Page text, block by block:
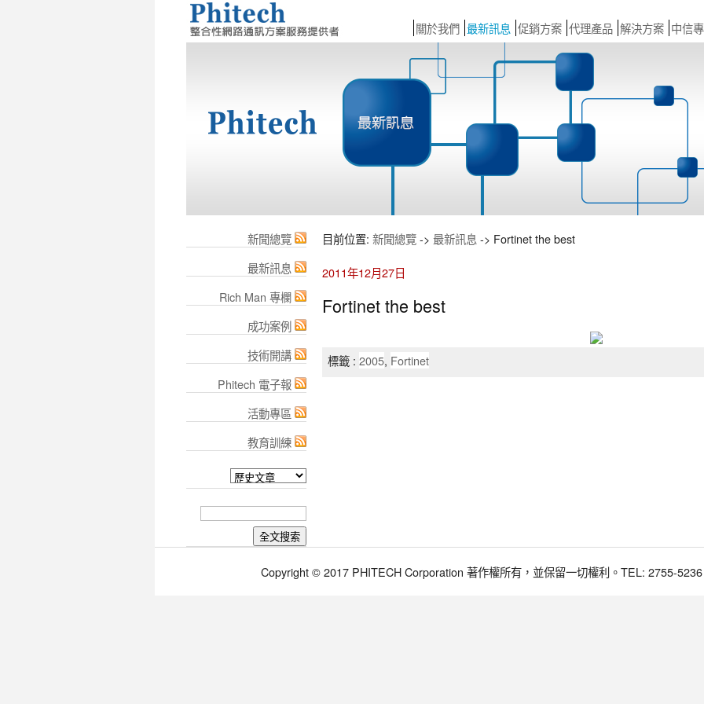
關於我們 最新訊息 促銷方案 代理產品 解決方案 中信
新聞總覽
最新訊息
Rich Man 專欄
成功案例
技術開講
Phitech 電子報
活動專區
教育訓練
目前位置: 新聞總覽-> 最新訊息 -> Fortinet the best
2011年12月27日
Fortinet the best
標籤 : 2005, Fortinet
Copyright © 2017 PHITECH Corporation 著作權所有，並保留一切權利。TEL: 2755-